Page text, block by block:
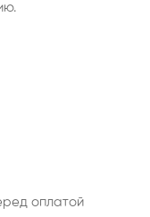
оплатой